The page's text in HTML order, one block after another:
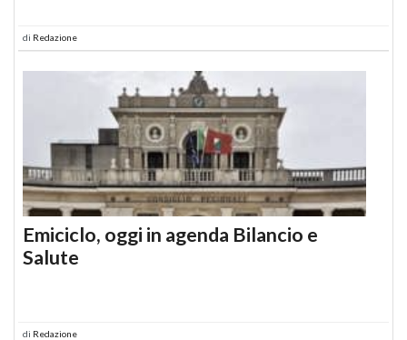
di Redazione
Emiciclo, oggi in agenda Bilancio e
Salute
di Redazione